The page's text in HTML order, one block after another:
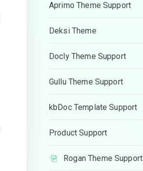
Aprimo Theme Support
Deksi Theme
Docly Theme Support
Gullu Theme Support
kbDoc Template Support
Product Support
Rogan Theme Support